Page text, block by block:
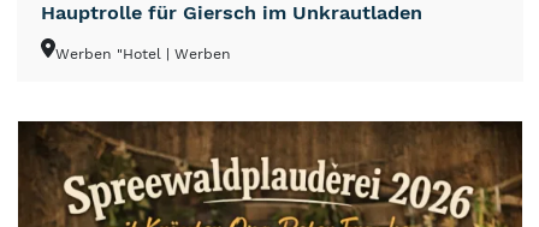
Hauptrolle für Giersch im Unkrautladen
Werben "Hotel | Werben